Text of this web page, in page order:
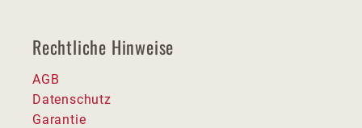
Rechtliche Hinweise
AGB
Datenschutz
Garantie